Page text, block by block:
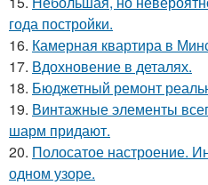
года постройки.
16. Камерная квартира в
17. Вдохновение в деталях.
18. Бюджетный ремонт
19. Винтажные элементы
шарм придают.
20. Полосатое настроение.
одном узоре.